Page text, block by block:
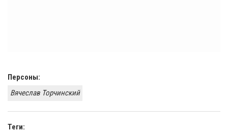
Персоны:
Вячеслав Торчинский
Теги: